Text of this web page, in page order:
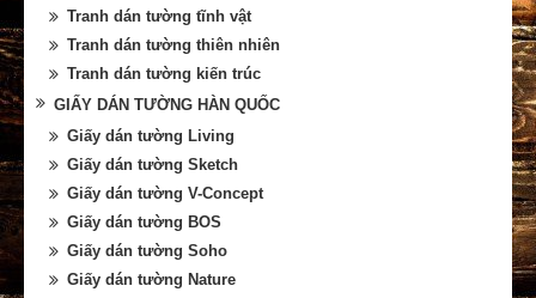
Tranh dán tường tĩnh vật
Tranh dán tường thiên nhiên
Tranh dán tường kiến trúc
GIẤY DÁN TƯỜNG HÀN QUỐC
Giấy dán tường Living
Giấy dán tường Sketch
Giấy dán tường V-Concept
Giấy dán tường BOS
Giấy dán tường Soho
Giấy dán tường Nature